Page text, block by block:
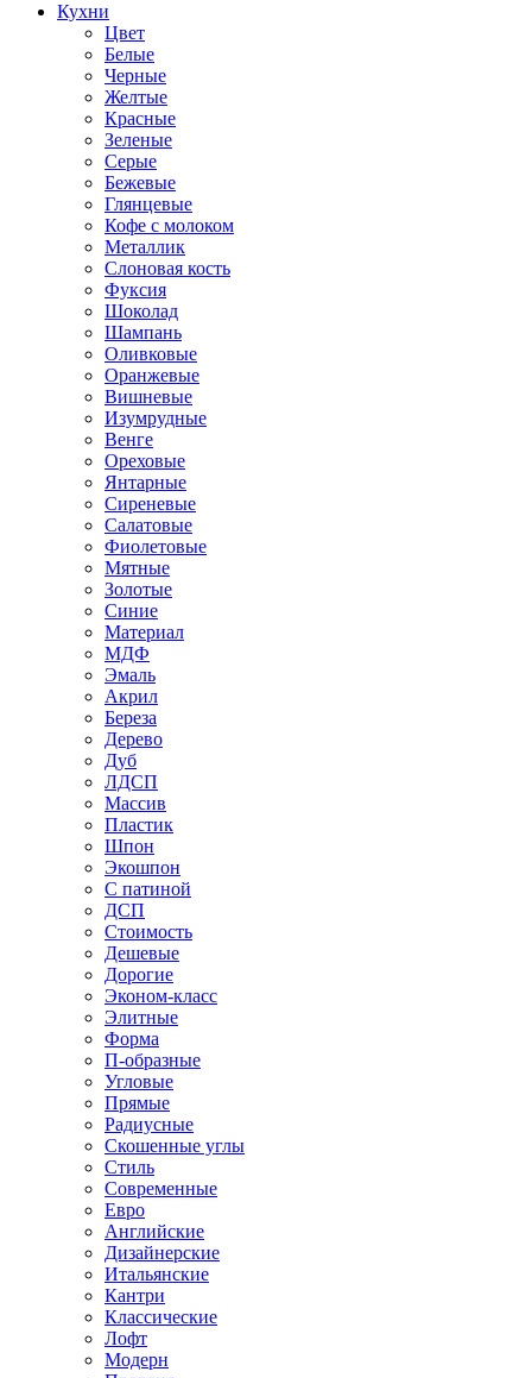
Кухни
Цвет
Белые
Черные
Желтые
Красные
Зеленые
Серые
Бежевые
Глянцевые
Кофе с молоком
Металлик
Слоновая кость
Фуксия
Шоколад
Шампань
Оливковые
Оранжевые
Вишневые
Изумрудные
Венге
Ореховые
Янтарные
Сиреневые
Салатовые
Фиолетовые
Мятные
Золотые
Синие
Материал
МДФ
Эмаль
Акрил
Береза
Дерево
Дуб
ЛДСП
Массив
Пластик
Шпон
Экошпон
С патиной
ДСП
Стоимость
Дешевые
Дорогие
Эконом-класс
Элитные
Форма
П-образные
Угловые
Прямые
Радиусные
Скошенные углы
Стиль
Современные
Евро
Английские
Дизайнерские
Итальянские
Кантри
Классические
Лофт
Модерн